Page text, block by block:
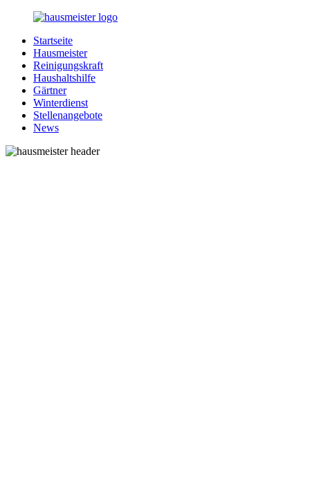
Zurück
Inhalt
Hausmeister.de
Alles
rund
Ihren
Haushalt
Startseite
Hausmeister
Reinigungskraft
Haushaltshilfe
Gärtner
Winterdienst
Stellenangebote
News